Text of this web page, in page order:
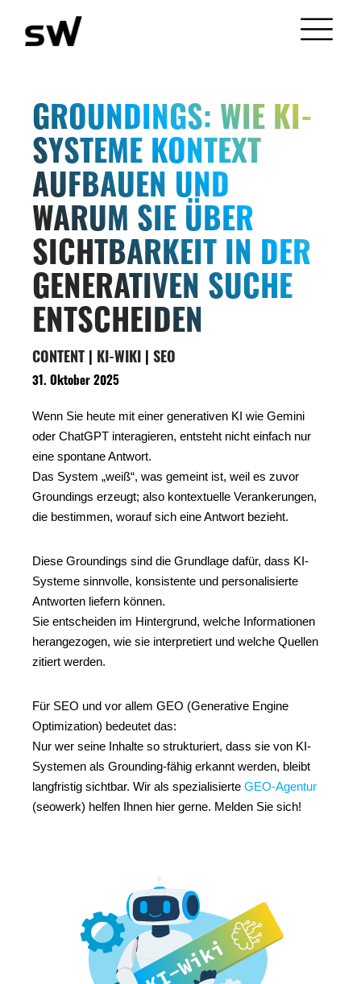
GROUNDINGS: WIE KI-
SYSTEME KONTEXT
AUFBAUEN UND
WARUM SIE ÜBER
SICHTBARKEIT IN DER
GENERATIVEN SUCHE
ENTSCHEIDEN
CONTENT KI-WIKI SEO
31. Oktober 2025
Wenn Sie heute mit einer generativen KI wie Gemini
oder ChatGPT interagieren, entsteht nicht einfach nur
eine spontane Antwort.
Das System „weiß“, was gemeint ist, weil es zuvor
Groundings erzeugt; also kontextuelle Verankerungen,
die bestimmen, worauf sich eine Antwort bezieht.
Diese Groundings sind die Grundlage dafür, dass KI-
Systeme sinnvolle, konsistente und personalisierte
Antworten liefern können.
Sie entscheiden im Hintergrund, welche Informationen
herangezogen, wie sie interpretiert und welche Quellen
zitiert werden.
Für SEO und vor allem GEO (Generative Engine
Optimization) bedeutet das:
Nur wer seine Inhalte so strukturiert, dass sie von KI-
Systemen als Grounding-fähig erkannt werden, bleibt
langfristig sichtbar. Wir als spezialisierte GEO-Agentur
(seowerk) helfen Ihnen hier gerne. Melden Sie sich!